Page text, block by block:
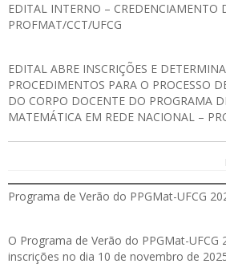
EDITAL INTERNO – CREDENCIAMENTO
PROFMAT/CCT/UFCG
EDITAL ABRE INSCRIÇÕES E
PROCEDIMENTOS PARA O PROCESSO
DO CORPO DOCENTE DO PROGRAMA
MATEMÁTICA EM REDE NACIONAL –
Programa de Verão do PPGMat-UFCG
O Programa de Verão do PPGMat-UFCG
inscrições no dia 10 de novembro de